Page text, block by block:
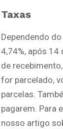
Taxas
Dependendo
4,74%, após 14
de
for parcelado,
parcelas.
pagarem. Para
nosso artigo